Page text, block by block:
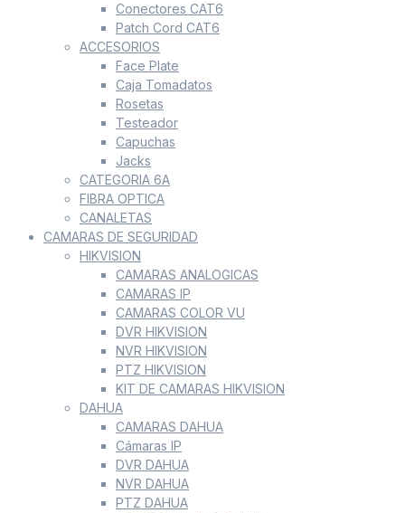
Conectores CAT6
Patch Cord CAT6
ACCESORIOS
Face Plate
Caja Tomadatos
Rosetas
Testeador
Capuchas
Jacks
CATEGORIA 6A
FIBRA OPTICA
CANALETAS
CAMARAS DE SEGURIDAD
HIKVISION
CAMARAS ANALOGICAS
CAMARAS IP
CAMARAS COLOR VU
DVR HIKVISION
NVR HIKVISION
PTZ HIKVISION
KIT DE CAMARAS HIKVISION
DAHUA
CAMARAS DAHUA
Cámaras IP
DVR DAHUA
NVR DAHUA
PTZ DAHUA